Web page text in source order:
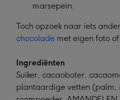
marsepein.
Toch opzoek naar iets
chocolade met eigen foto of
Ingrediënten
Suiker, cacaoboter,
plantaardige vetten (palm,